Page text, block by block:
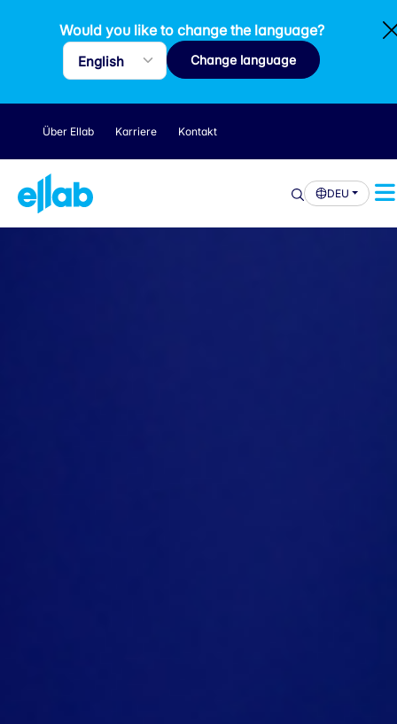
Would you like to change the language?
Change language
Über Ellab Karriere Kontakt
DEU